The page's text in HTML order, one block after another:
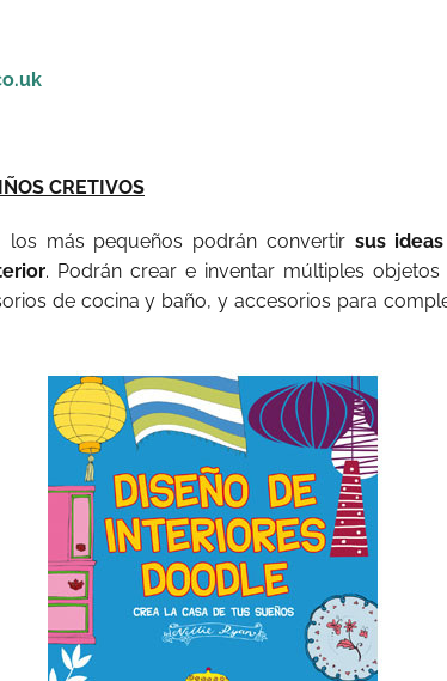
CRETIVOS
los más pequeños podrán convertir sus
. Podrán crear e inventar múltiples objetos
de cocina y baño, y accesorios para